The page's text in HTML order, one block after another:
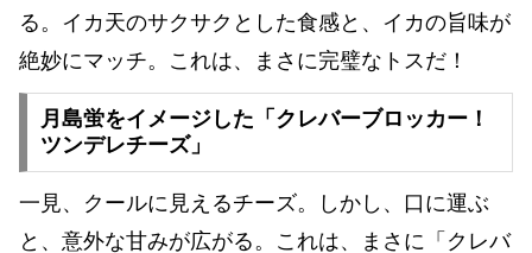
る。イカ天のサクサクとした食感と、イカの旨味が
絶妙にマッチ。これは、まさに完璧なトスだ！
月島蛍をイメージした「クレバーブロッカー！
ツンデレチーズ」
一見、クールに見えるチーズ。しかし、口に運ぶ
と、意外な甘みが広がる。これは、まさに「クレバ